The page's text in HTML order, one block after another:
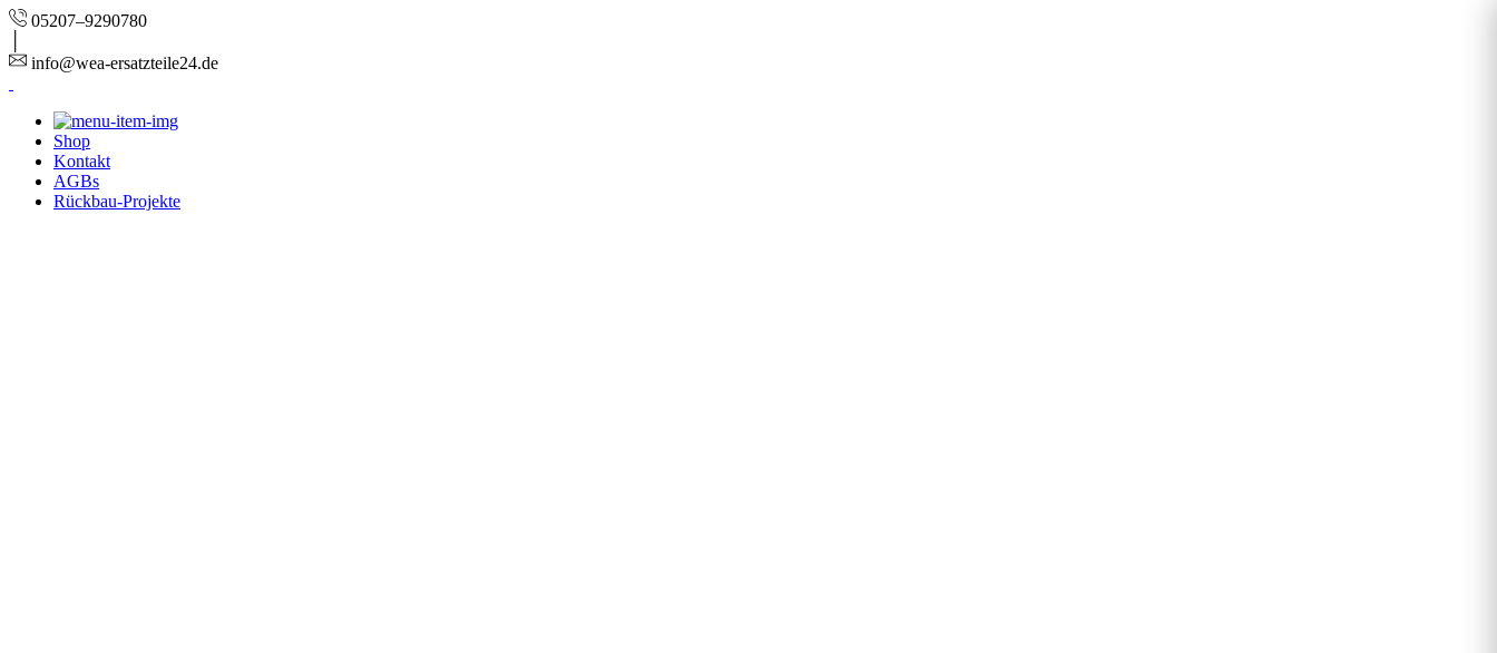
05207–9290780
info@wea-ersatzteile24.de
Shop
Kontakt
AGBs
Rückbau-Projekte